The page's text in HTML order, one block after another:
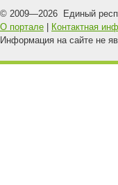
© 2009—2026 Единый
О портале
Контактная
Информация на сайте не